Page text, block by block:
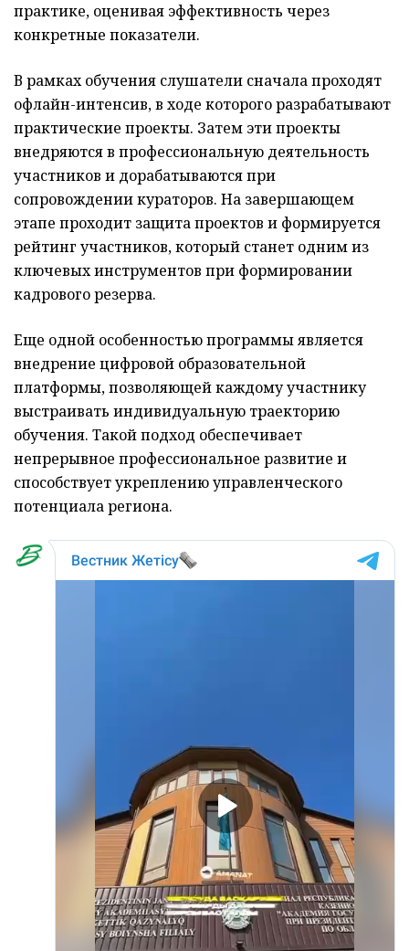
практике, оценивая эффективность через
конкретные показатели.
В рамках обучения слушатели сначала проходят
офлайн-интенсив, в ходе которого разрабатывают
практические проекты. Затем эти проекты
внедряются в профессиональную деятельность
участников и дорабатываются при
сопровождении кураторов. На завершающем
этапе проходит защита проектов и формируется
рейтинг участников, который станет одним из
ключевых инструментов при формировании
кадрового резерва.
Еще одной особенностью программы является
внедрение цифровой образовательной
платформы, позволяющей каждому участнику
выстраивать индивидуальную траекторию
обучения. Такой подход обеспечивает
непрерывное профессиональное развитие и
способствует укреплению управленческого
потенциала региона.